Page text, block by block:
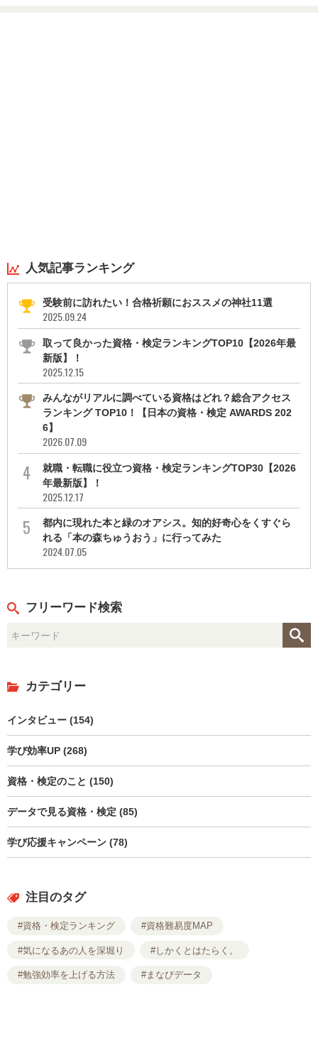
人気記事ランキング
受験前に訪れたい！合格祈願におススメの神社11選
2025.09.24
取って良かった資格・検定ランキングTOP10【2026年最
新版】！
2025.12.15
みんながリアルに調べている資格はどれ？総合アクセス
ランキング TOP10！【日本の資格・検定 AWARDS 202
6】
2026.07.09
就職・転職に役立つ資格・検定ランキングTOP30【2026
年最新版】！
2025.12.17
都内に現れた本と緑のオアシス。知的好奇心をくすぐら
れる「本の森ちゅうおう」に行ってみた
2024.07.05
フリーワード検索
カテゴリー
インタビュー (154)
学び効率UP (268)
資格・検定のこと (150)
データで見る資格・検定 (85)
学び応援キャンペーン (78)
注目のタグ
#資格・検定ランキング #資格難易度MAP
#気になるあの人を深堀り #しかくとはたらく。
#勉強効率を上げる方法 #まなびデータ